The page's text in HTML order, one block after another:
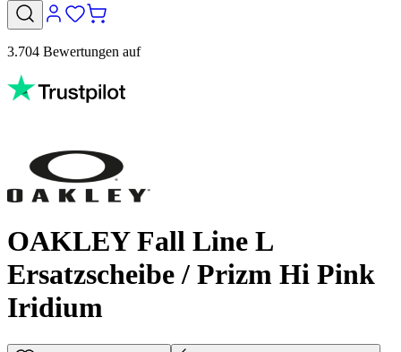
3.704 Bewertungen auf
OAKLEY Fall Line L
Ersatzscheibe / Prizm Hi Pink
Iridium